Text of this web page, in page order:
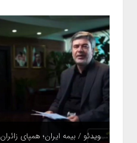
ویدئو / بیمه ایران؛ همپای زائران